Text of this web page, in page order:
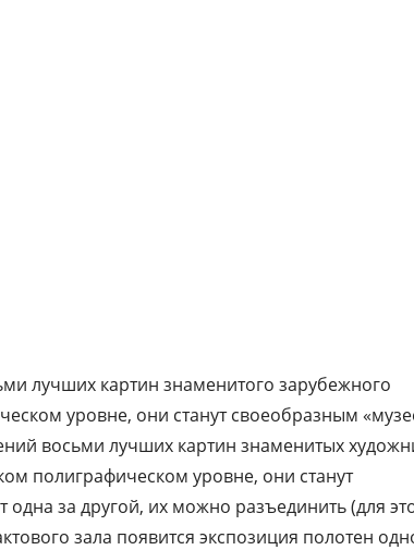
лучших картин знаменитого зарубежного
уровне, они станут своеобразным
восьми лучших картин знаменитых
полиграфическом уровне, они станут
за другой, их можно разъединить (для
зала появится экспозиция полотен